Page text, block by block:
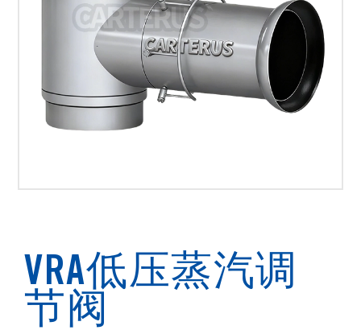
VRA低压蒸汽调
节阀